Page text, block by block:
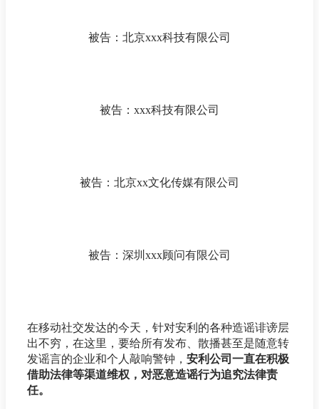
被告：北京xxx科技有限公司
被告：xxx科技有限公司
被告：北京xx文化传媒有限公司
被告：深圳xxx顾问有限公司
在移动社交发达的今天，针对安利的各种造谣诽谤层
出不穷，在这里，要给所有发布、散播甚至是随意转
发谣言的企业和个人敲响警钟， 安利公司一直在积极
借助法律等渠道维权，对恶意造谣行为追究法律责
任。